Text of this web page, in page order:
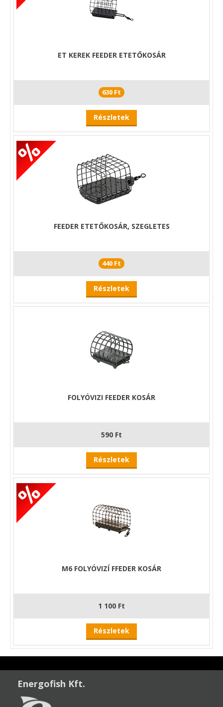
ET KEREK FEEDER ETETŐKOSÁR
630 Ft
Részletek
FEEDER ETETŐKOSÁR, SZEGLETES
440 Ft
Részletek
FOLYÓVIZI FEEDER KOSÁR
590 Ft
Részletek
M6 FOLYÓVIZÍ FFEDER KOSÁR
1 100 Ft
Részletek
Energofish Kft.